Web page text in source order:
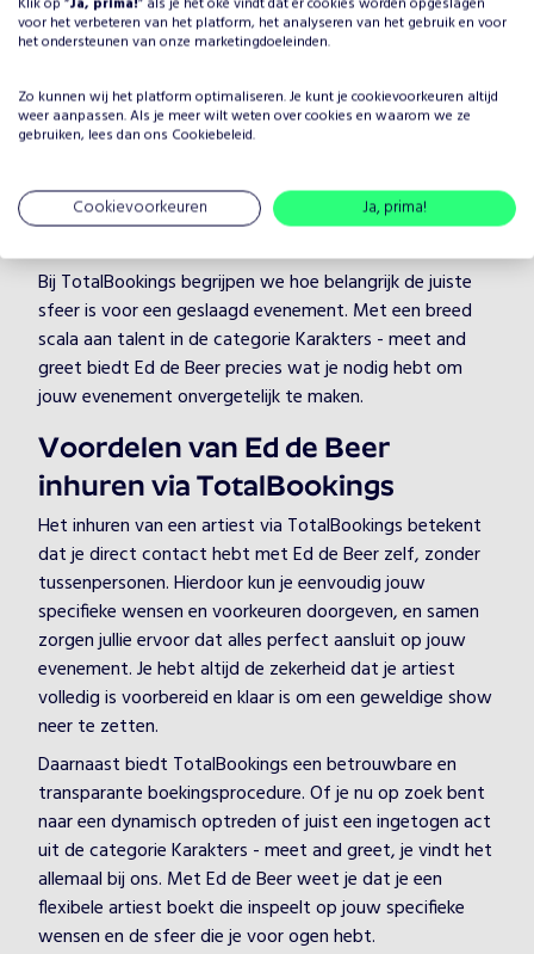
jouw evenement?
Het plannen van een evenement brengt veel keuzes met
entertainment onvergetelijk is. Door Ed de Beer te
boeken, kies je voor een professionele artiest in de
naar een hoger niveau tilt. Ed de Beer heeft jarenlange
ervaring en weet hoe hij/zij jouw gasten kan boeien en
Bij TotalBookings begrijpen we hoe belangrijk de juiste
sfeer is voor een geslaagd evenement. Met een breed
scala aan talent in de categorie Karakters - meet and
greet biedt Ed de Beer precies wat je nodig hebt om
jouw evenement onvergetelijk te maken.
Voordelen van Ed de Beer
inhuren via TotalBookings
Het inhuren van een artiest via TotalBookings betekent
dat je direct contact hebt met Ed de Beer zelf, zonder
tussenpersonen. Hierdoor kun je eenvoudig jouw
specifieke wensen en voorkeuren doorgeven, en samen
zorgen jullie ervoor dat alles perfect aansluit op jouw
evenement. Je hebt altijd de zekerheid dat je artiest
volledig is voorbereid en klaar is om een geweldige show
neer te zetten.
Daarnaast biedt TotalBookings een betrouwbare en
transparante boekingsprocedure. Of je nu op zoek bent
naar een dynamisch optreden of juist een ingetogen act
uit de categorie Karakters - meet and greet, je vindt het
allemaal bij ons. Met Ed de Beer weet je dat je een
flexibele artiest boekt die inspeelt op jouw specifieke
wensen en de sfeer die je voor ogen hebt.
voor het verbeteren van het platform, het analyseren van het gebruik en voor
het ondersteunen van onze marketingdoeleinden.
Zo kunnen wij het platform optimaliseren. Je kunt je cookievoorkeuren altijd
weer aanpassen. Als je meer wilt weten over cookies en waarom we ze
gebruiken, lees dan ons Cookiebeleid.
Cookievoorkeuren Ja, prima!